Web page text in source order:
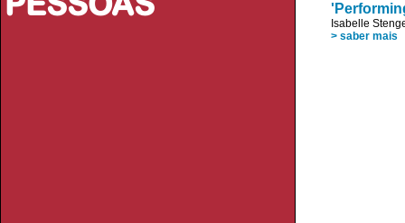
Isabelle
> saber mais